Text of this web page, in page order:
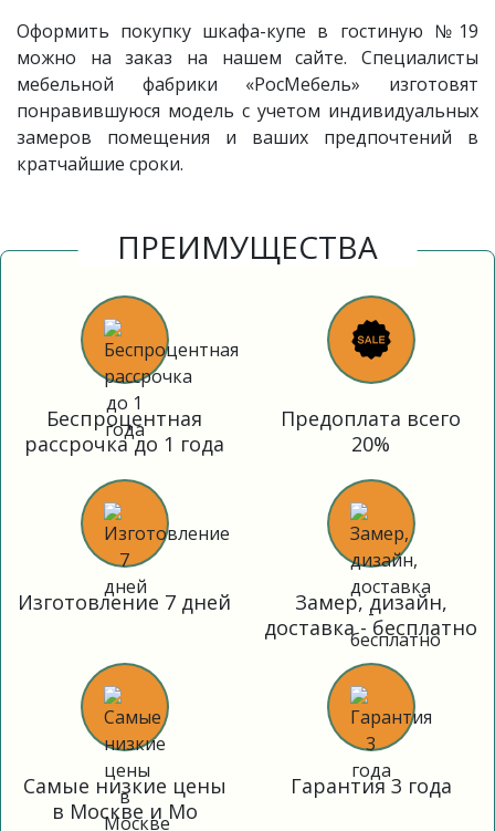
Оформить покупку шкафа-купе в гостиную №19
можно на заказ на нашем сайте. Специалисты
мебельной фабрики «РосМебель» изготовят
понравившуюся модель с учетом индивидуальных
замеров помещения и ваших предпочтений в
кратчайшие сроки.
ПРЕИМУЩЕСТВА
Беспроцентная
рассрочка до 1 года
Предоплата всего
20%
Изготовление 7 дней
Замер, дизайн,
доставка - бесплатно
Самые низкие цены
в Москве и Мо
Гарантия 3 года